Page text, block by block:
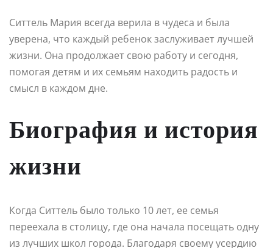
Ситтель Мария всегда верила в чудеса и была
уверена, что каждый ребенок заслуживает лучшей
жизни. Она продолжает свою работу и сегодня,
помогая детям и их семьям находить радость и
смысл в каждом дне.
Биография и история
жизни
Когда Ситтель было только 10 лет, ее семья
переехала в столицу, где она начала посещать одну
из лучших школ города. Благодаря своему усердию